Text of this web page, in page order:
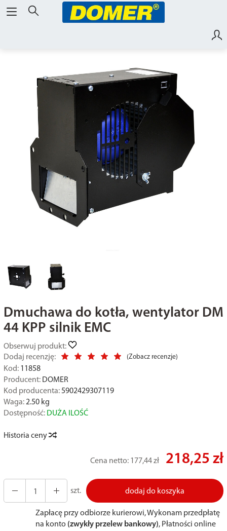
Dmuchawa do kotła, wentylator DM
44 KPP silnik EMC
Obserwuj produkt:
Dodaj recenzję:
(Zobacz recenzje)
Kod: 11858
Producent: DOMER
Kod producenta: 5902429307119
Waga: 2.50kg
Dostępność: DUŻA ILOŚĆ
Historia ceny
Cena netto: 177,44 zł 218,25 zł
szt. dodaj do koszyka
Zapłacę przy odbiorze kurierowi, Wykonam przedpłatę
na konto (zwykły przelew bankowy), Płatności online